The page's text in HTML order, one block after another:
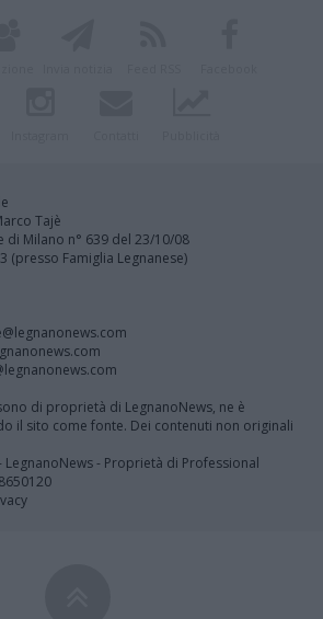
Tajè
di Milano n° 639 del 23/10/08
(presso Famiglia Legnanese)
di proprietà di LegnanoNews, ne è
il sito come fonte. Dei contenuti non originali
- Proprietà di Professional